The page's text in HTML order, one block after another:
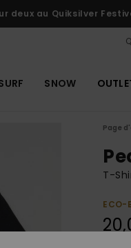
deux au Quiksilver
SNOW
Page
T-
ECO-